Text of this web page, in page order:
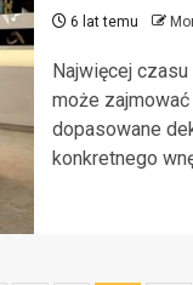
6 lat temu
Najwięcej
może
dopasowane
konkretnego